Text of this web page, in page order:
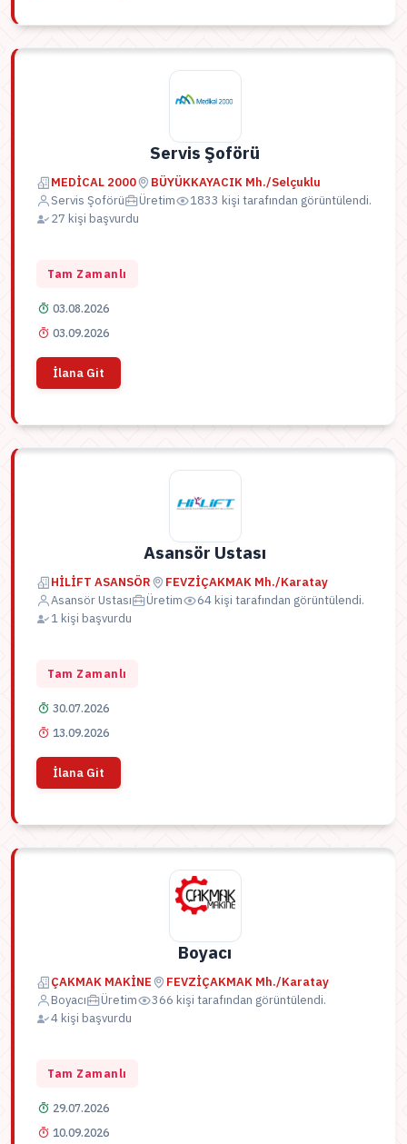
Servis Şoförü
MEDİCAL 2000
BÜYÜKKAYACIK Mh./Selçuklu
Servis Şoförü
Üretim
1833 kişi tarafından görüntülendi.
27 kişi başvurdu
Tam Zamanlı
03.08.2026
03.09.2026
İlana Git
Asansör Ustası
HİLİFT ASANSÖR
FEVZİÇAKMAK Mh./Karatay
Asansör Ustası
Üretim
64 kişi tarafından görüntülendi.
1 kişi başvurdu
Tam Zamanlı
30.07.2026
13.09.2026
İlana Git
Boyacı
ÇAKMAK MAKİNE
FEVZİÇAKMAK Mh./Karatay
Boyacı
Üretim
366 kişi tarafından görüntülendi.
4 kişi başvurdu
Tam Zamanlı
29.07.2026
10.09.2026